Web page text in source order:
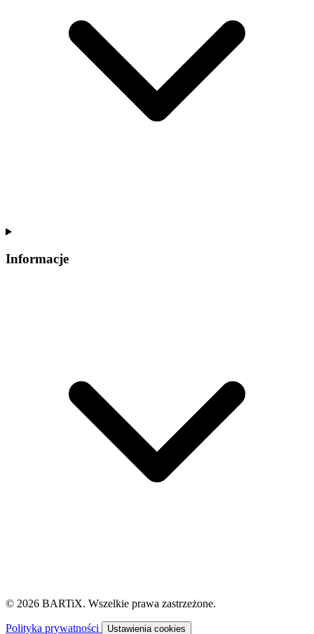
Informacje
© 2026 BARTiX. Wszelkie prawa zastrzeżone.
Polityka prywatności Ustawienia cookies